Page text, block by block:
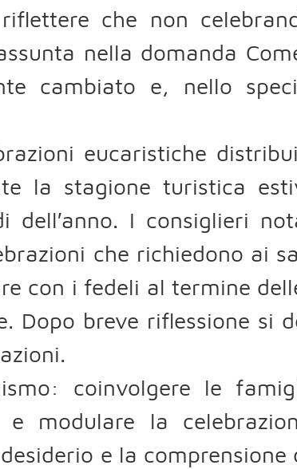
che non
nella domanda
cambiato e, nello
eucaristiche
la stagione turistica
I consiglieri
che richiedono ai
con i fedeli al termine
Dopo breve riflessione si
coinvolgere le
e modulare la
e la